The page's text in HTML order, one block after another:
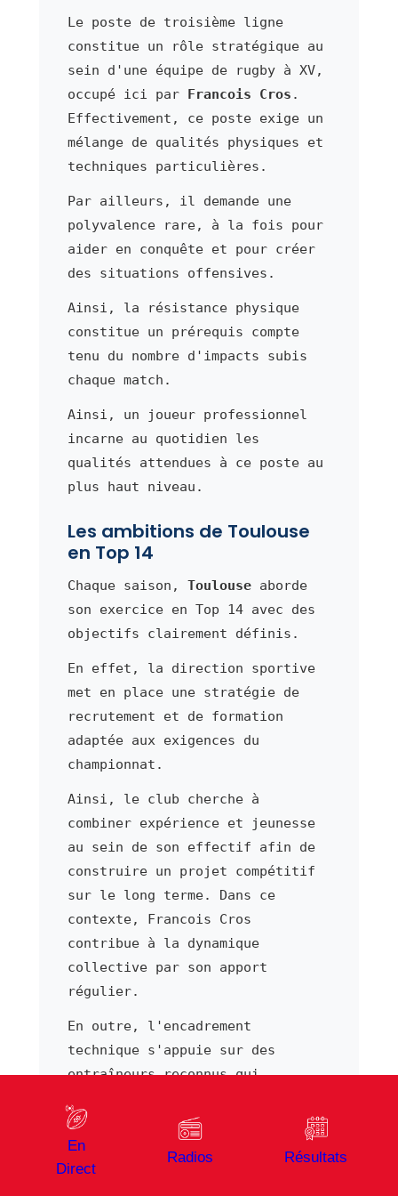
Le poste de troisième ligne
constitue un rôle stratégique au
sein d'une équipe de rugby à XV,
occupé ici par Francois Cros .
Effectivement, ce poste exige un
mélange de qualités physiques et
techniques particulières.
Par ailleurs, il demande une
polyvalence rare, à la fois pour
aider en conquête et pour créer
des situations offensives.
Ainsi, la résistance physique
constitue un prérequis compte
tenu du nombre d'impacts subis
chaque match.
Ainsi, un joueur professionnel
incarne au quotidien les
qualités attendues à ce poste au
plus haut niveau.
Les ambitions de Toulouse
en Top 14
Chaque saison, Toulouseaborde
son exercice en Top 14 avec des
objectifs clairement définis.
En effet, la direction sportive
met en place une stratégie de
recrutement et de formation
adaptée aux exigences du
championnat.
Ainsi, le club cherche à
combiner expérience et jeunesse
au sein de son effectif afin de
construire un projet compétitif
sur le long terme. Dans ce
contexte, Francois Cros
contribue à la dynamique
collective par son apport
régulier.
En outre, l'encadrement
technique s'appuie sur des
entraîneurs reconnus qui
Notamment, la formation reste au
cœur du projet sportif, avec un
En
Direct
Radios Résultats